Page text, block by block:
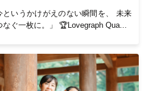
というかけがえのない瞬間を、 未来
なぐ一枚に。」 🏆Lovegraph Qua...